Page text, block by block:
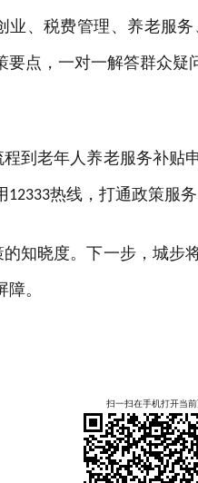
、税费管理、养老服
点，一对一解答群众
到老年人养老服务补贴
12333热线，打通政策服务
知晓度。下一步，城
。
扫一扫在手机打开当